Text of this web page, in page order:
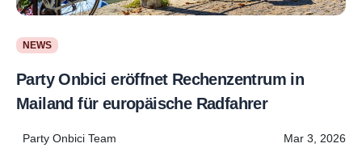
NEWS
Party Onbici eröffnet Rechenzentrum in
Mailand für europäische Radfahrer
Party Onbici Team Mar 3, 2026